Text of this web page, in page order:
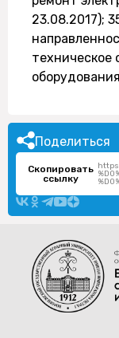
23.08.2017);
Поделиться
Скопировать
ссылку